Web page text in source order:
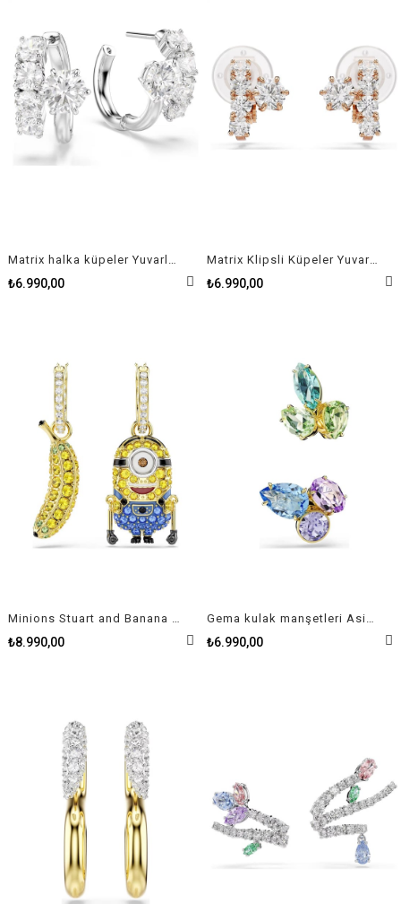
Matrix halka küpeler Yuvarlak kesim, Beyaz, Rodyum kaplama
₺6.990,00
Matrix Klipsli Küpeler Yuvarlak kesim, Beyaz, 18k pembe altın rengi yüzey
₺6.990,00
₺8.990,00 ₺6.990,00